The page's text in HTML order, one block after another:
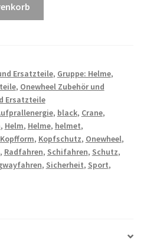
Ersatzteile, Gruppe: Helme,
, Onewheel Zubehör und
Ersatzteile
, black, Crane,
, Helm, Helme, helmet,
Kopfform, Kopfschutz, Onewheel,
, Radfahren, Schifahren, Schutz,
, Sicherheit, Sport,